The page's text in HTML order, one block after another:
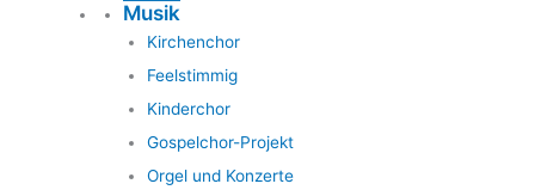
Musik
Kirchenchor
Feelstimmig
Kinderchor
Gospelchor-Projekt
Orgel und Konzerte